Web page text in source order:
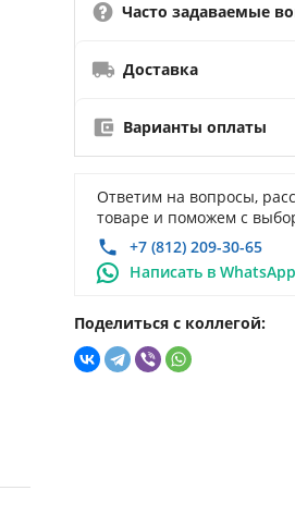
Часто задаваемые
Доставка
Варианты оплаты
Ответим на вопросы,
товаре и поможем с
+7 (812) 209-30-65
Написать в WhatsApp
Поделиться с коллегой: